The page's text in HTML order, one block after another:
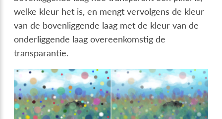
welke kleur het is, en mengt vervolgens de kleur
van de bovenliggende laag met de kleur van de
onderliggende laag overeenkomstig de
transparantie.